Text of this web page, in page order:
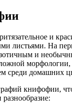
и
листьями. На
и
морфологии,
среди домашних
книфофии,
разнообразие: